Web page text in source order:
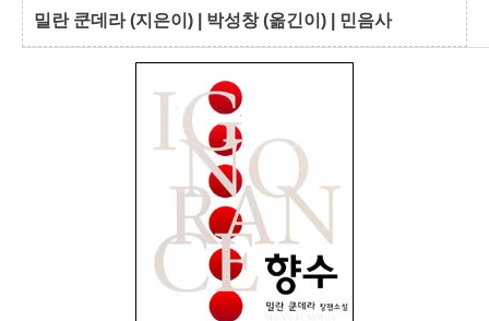
밀란 쿤데라 (지은이) | 박성창 (옮긴이) | 민음사